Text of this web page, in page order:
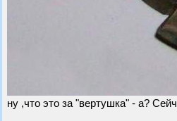
ну ,что это за "вертушка" - а?